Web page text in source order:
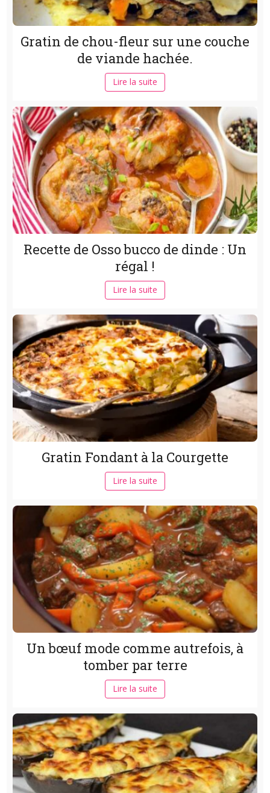
Gratin de chou-fleur sur une couche
de viande hachée.
Lire la suite
Recette de Osso bucco de dinde : Un
régal !
Lire la suite
Gratin Fondant à la Courgette
Lire la suite
Un bœuf mode comme autrefois, à
tomber par terre
Lire la suite